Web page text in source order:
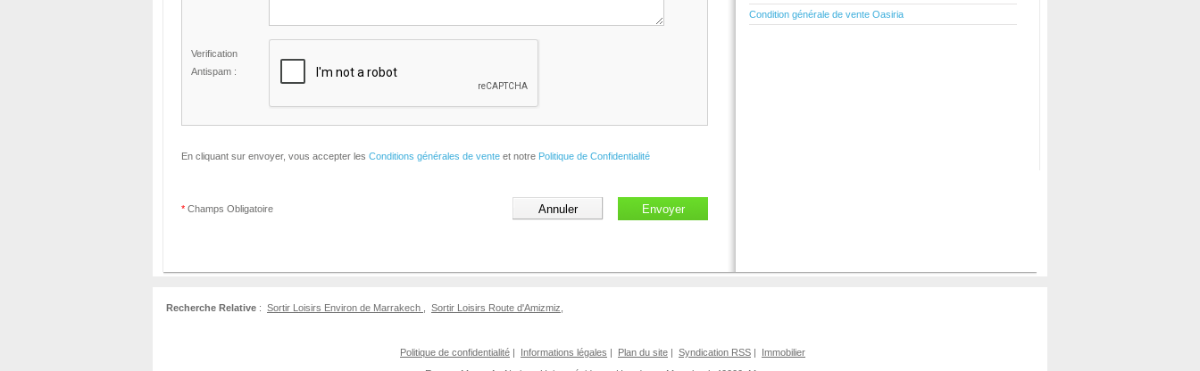
Verification
Antispam :
En cliquant sur envoyer, vous accepter les Conditions générales de vente et notre Politique de Confidentialité
* Champs Obligatoire
Condition générale de vente Oasiria
Recherche Relative : Sortir Loisirs Environ de Marrakech Sortir Loisirs Route d'Amizmiz
Politique de confidentialité | Informations légales | Plan du site | Syndication RSS |
Immobilier